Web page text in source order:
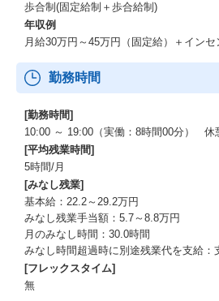
歩合制(固定給制＋歩合給制)
年収例
月給30万円～45万円（固定給）＋インセ
勤務時間
[勤務時間]
10:00 ～ 19:00（実働：8時間00分） 休
[平均残業時間]
5時間/月
[みなし残業]
基本給：22.2～29.2万円
みなし残業手当額：5.7～8.8万円
月のみなし時間：30.0時間
みなし時間超過時に別途残業代を支給：
[フレックスタイム]
無